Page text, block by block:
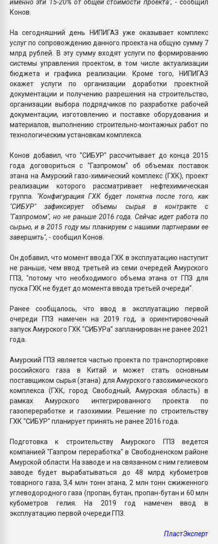
именно эти 15-20% от общей стоимости проекта", - сообщил
Конов.
На сегодняшний день НИПИГАЗ уже оказывает комплекс
услуг по сопровождению данного проекта на общую сумму 7
млрд рублей. В эту сумму входят услуги по формированию
системы управления проектом, в том числе актуализации
бюджета и графика реализации. Кроме того, НИПИГАЗ
окажет услуги по организации доработки проектной
документации и получению разрешения на строительство,
организации выбора подрядчиков по разработке рабочей
документации, изготовлению и поставке оборудования и
материалов, выполнению строительно-монтажных работ по
технологическим установкам комплекса.
Конов добавил, что "СИБУР" рассчитывает до конца 2015
года договориться с "Газпромом" об объемах поставок
этана на Амурский газо-химический комплекс (ГХК), проект
реализации которого рассматривает нефтехимическая
группа. "Конфигурация ГХК будет понятна после того, как
"СИБУР" зафиксирует объемы сырья в контракте с
"Газпромом", но не раньше 2016 года. Сейчас идет работа по
сырью, и в 2015 году мы планируем с нашими партнерами ее
завершить", - сообщил Конов.
Он добавил, что момент ввода ГХК в эксплуатацию наступит
не раньше, чем ввод третьей из семи очередей Амурского
ГПЗ, "потому что необходимого объема этана от ГПЗ для
пуска ГХК не будет до момента ввода третьей очереди".
Ранее сообщалось, что ввод в эксплуатацию первой
очереди ГПЗ намечен на 2019 год, а ориентировочный
запуск Амурского ГХК "СИБУРа" запланирован не ранее 2021
года.
Амурский ГПЗ является частью проекта по транспортировке
российского газа в Китай и может стать основным
поставщиком сырья (этана) для Амурского газохимического
комплекса (ГХК, город Свободный, Амурская область) в
рамках Амурского интегрированного проекта по
газопереработке и газохимии. Решение по строительству
ГХК "СИБУР" планирует принять не ранее 2016 года.
Подготовка к строительству Амурского ГПЗ ведется
компанией "Газпром переработка" в Свободненском районе
Амурской области. На заводе и на связанном с ним гелиевом
заводе будет вырабатываться до 48 млрд кубометров
товарного газа, 3,4 млн тонн этана, 2 млн тонн сжиженного
углеводородного газа (пропан, бутан, пропан-бутан и 60 млн
кубометров гелия. На 2019 год намечен ввод в
эксплуатацию первой очереди ГПЗ.
ПластЭксперт